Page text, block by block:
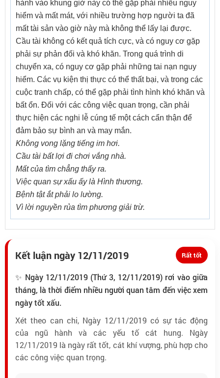
hành vào khung giờ này có thể gặp phải nhiều nguy
hiểm và mất mát, với nhiều trường hợp người ta đã
mất tài sản vào giờ này mà không thể lấy lại được.
Cầu tài không có kết quả tích cực, và có nguy cơ gặp
phải sự phản đối và khó khăn. Trong quá trình di
chuyển xa, có nguy cơ gặp phải những tai nạn nguy
hiểm. Các vụ kiện thị thực có thể thất bại, và trong các
cuộc tranh chấp, có thể gặp phải tình hình khó khăn và
bất ổn. Đối với các công việc quan trọng, cần phải
thực hiện các nghi lễ cúng tế một cách cẩn thận để
đảm bảo sự bình an và may mắn.
Không vong lặng tiếng im hơi.
Cầu tài bất lợi đi chơi vắng nhà.
Mất của tìm chẳng thấy ra.
Việc quan sự xấu ấy là Hình thương.
Bệnh tật ắt phải lo lường.
Vì lời nguyền rủa tìm phương giải trừ.
Kết luận ngày 12/11/2019 Rất tốt
✨ Ngày 12/11/2019 (Thứ 3, 12/11/2019) rơi vào giữa
tháng, là thời điểm nhiều người quan tâm đến việc xem
ngày tốt xấu.
Xét theo can chi, Ngày 12/11/2019 có sự tác động
của ngũ hành và các yếu tố cát hung. Ngày
12/11/2019 là ngày rất tốt, cát khí vượng, phù hợp cho
các công việc quan trọng.